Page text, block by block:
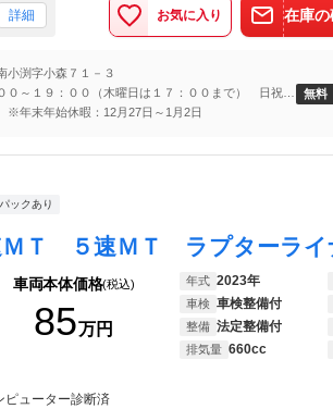
詳細 お気に入り 在庫の
小渕字小森７１－３
０～１９：００（木曜日は１７：００まで） 日祝
年末年始休暇：12月27日～1月2日
無料
ックあり
車両本体価格(税込)
85万円
年式 2023年
車検 車検整備付
整備 法定整備付
排気量 660cc
ピューター診断済